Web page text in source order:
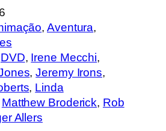
, Aventura
DVD, Irene Mecchi
, Jeremy Irons
, Linda
Matthew Broderick, Rob
Allers